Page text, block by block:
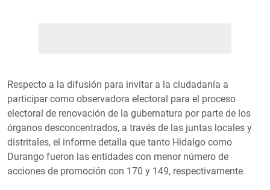
Respecto a la difusión para invitar a la ciudadanía a
participar como observadora electoral para el proceso
electoral de renovación de la gubernatura por parte de los
órganos desconcentrados, a través de las juntas locales y
distritales, el informe detalla que tanto Hidalgo como
Durango fueron las entidades con menor número de
acciones de promoción con 170 y 149, respectivamente